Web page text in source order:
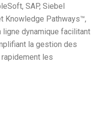
SAP, Siebel
Knowledge Pathways™,
ligne dynamique facilitant
la gestion des
les